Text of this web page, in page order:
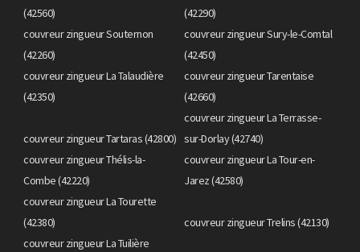
(42560)
(42290)
couvreur zingueur Souternon
(42260)
couvreur zingueur Sury-le-Comtal
(42450)
couvreur zingueur La Talaudière
(42350)
couvreur zingueur Tarentaise
(42660)
couvreur zingueur Tartaras (42800)
couvreur zingueur La Terrasse-
sur-Dorlay (42740)
couvreur zingueur Thélis-la-
Combe (42220)
couvreur zingueur La Tour-en-
Jarez (42580)
couvreur zingueur La Tourette
(42380)
couvreur zingueur Trelins (42130)
couvreur zingueur La Tuilière